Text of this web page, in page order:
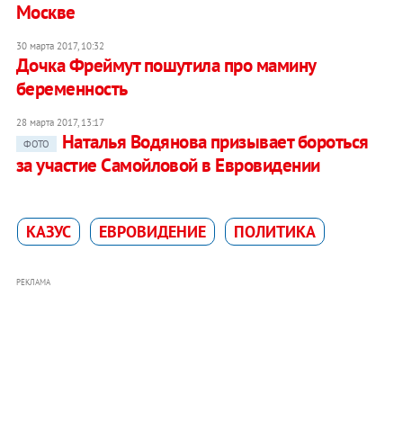
Москве
30 марта 2017, 10:32
Дочка Фреймут пошутила про мамину
беременность
28 марта 2017, 13:17
ФОТО
Наталья Водянова призывает бороться
за участие Самойловой в Евровидении
КАЗУС ЕВРОВИДЕНИЕ ПОЛИТИКА
РЕКЛАМА